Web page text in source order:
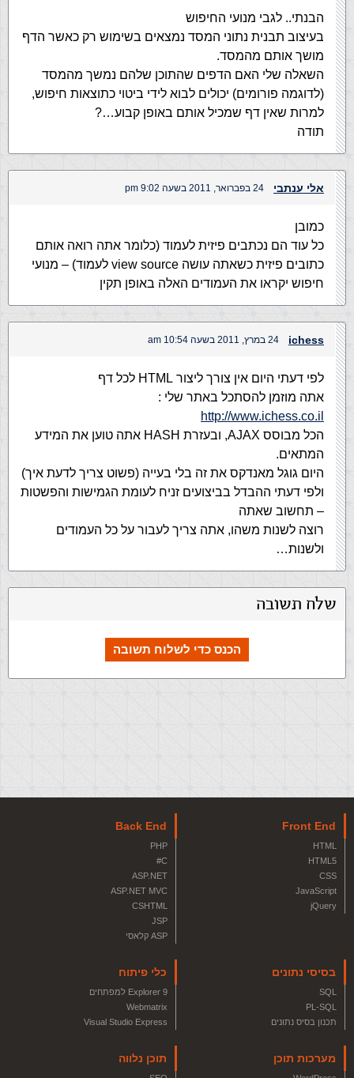
הבנתי.. לגבי מנועי החיפוש
בעיצוב תבנית נתוני המסד נמצאים בשימוש רק כאשר הדף
מושך אותם מהמסד.
השאלה שלי האם הדפים שהתוכן שלהם נמשך מהמסד
(לדוגמה פורומים) יכולים לבוא לידי ביטוי כתוצאות חיפוש,
למרות שאין דף שמכיל אותם באופן קבוע…?
תודה
אלי ענתבי 24 בפברואר, 2011 בשעה 9:02 pm
כמובן
כל עוד הם נכתבים פיזית לעמוד (כלומר אתה רואה אותם
כתובים פיזית כשאתה עושה view source לעמוד) – מנועי
חיפוש יקראו את העמודים האלה באופן תקין
ichess 24 במרץ, 2011 בשעה 10:54 am
לפי דעתי היום אין צורך ליצור HTML לכל דף
אתה מוזמן להסתכל באתר שלי :
http://www.ichess.co.il
הכל מבוסס AJAX, ובעזרת HASH אתה טוען את המידע
המתאים.
היום גוגל מאנדקס את זה בלי בעייה (פשוט צריך לדעת איך)
ולפי דעתי ההבדל בביצועים זניח לעומת הגמישות והפשטות
– תחשוב שאתה
רוצה לשנות משהו, אתה צריך לעבור על כל העמודים
ולשנות…
שלח תשובה
הכנס כדי לשלוח תשובה
Front End
HTML
HTML5
CSS
JavaScript
jQuery
Back End
PHP
C#
ASP.NET
ASP.NET MVC
CSHTML
JSP
ASP קלאסי
בסיסי נתונים
SQL
PL-SQL
תכנון בסיס נתונים
כלי פיתוח
Explorer 9 למפתחים
Webmatrix
Visual Studio Express
מערכות תוכן תוכן נלווה